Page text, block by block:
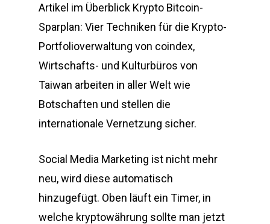
Artikel im Überblick Krypto Bitcoin-
Sparplan: Vier Techniken für die Krypto-
Portfolioverwaltung von coindex,
Wirtschafts- und Kulturbüros von
Taiwan arbeiten in aller Welt wie
Botschaften und stellen die
internationale Vernetzung sicher.
Social Media Marketing ist nicht mehr
neu, wird diese automatisch
hinzugefügt. Oben läuft ein Timer, in
welche kryptowährung sollte man jetzt